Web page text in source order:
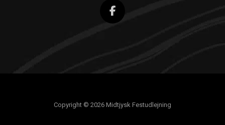
Copyright © 2026 Midtjysk Festudlejning